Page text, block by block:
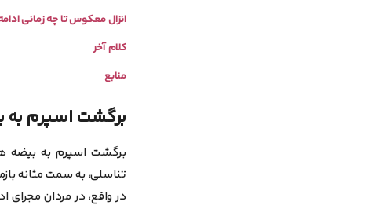
انزال معکوس تا چه زمانی
کلام آخر
منابع
برگشت اسپرم
برگشت اسپرم به بیضه
تناسلی، به سمت مثانه
در واقع، در مردان مجرای